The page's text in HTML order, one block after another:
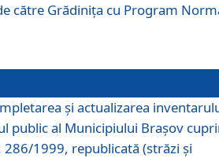
către Grădiniţa cu Program
şi actualizarea
public al Municipiului Braşov
286/1999, republicată (străzi şi